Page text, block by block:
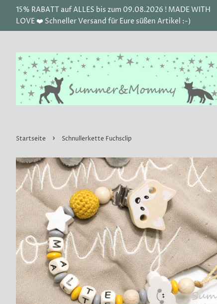
15% RABATT auf ALLES bis zum 09.08.2026 ! MADE WITH
LOVE ❤️ Schneller Versand für Eure süßen Artikel :-)
Startseite › Schnullerkette Fuchsclip